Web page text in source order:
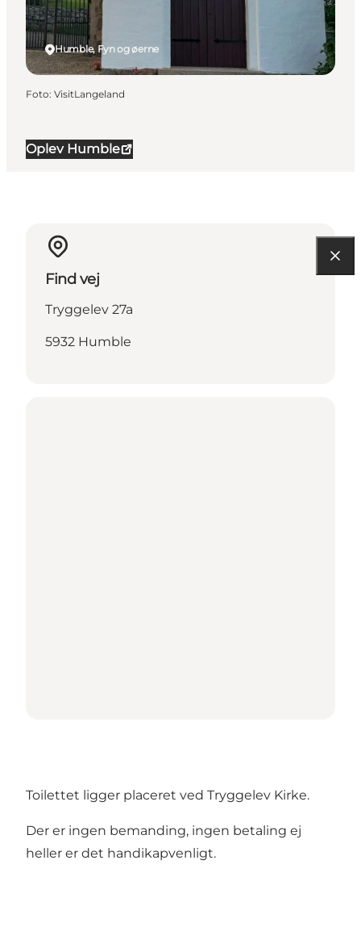
Oplev Humble
Humble, Fyn og øerne
Foto: VisitLangeland
Find vej
Tryggelev 27a
5932 Humble
Toilettet ligger placeret ved Tryggelev Kirke.
Der er ingen bemanding, ingen betaling ej
heller er det handikapvenligt.